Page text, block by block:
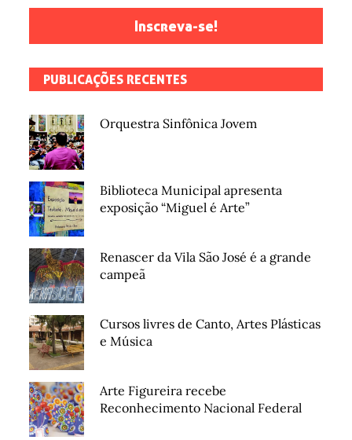
Inscreva-se!
PUBLICAÇÕES RECENTES
Orquestra Sinfônica Jovem
Biblioteca Municipal apresenta
exposição “Miguel é Arte”
Renascer da Vila São José é a grande
campeã
Cursos livres de Canto, Artes Plásticas
e Música
Arte Figureira recebe
Reconhecimento Nacional Federal